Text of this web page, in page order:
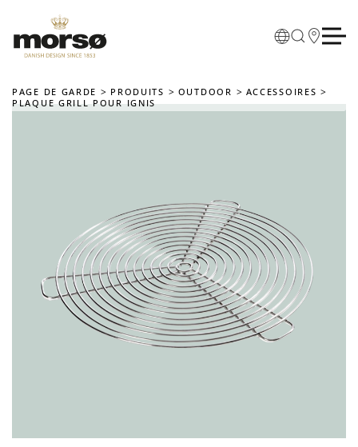
Skip to main content
PAGE DE GARDE PRODUITS OUTDOOR
ACCESSOIRES
PLAQUE GRILL POUR IGNIS